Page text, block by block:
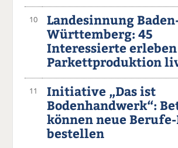
10
Landesinnung
Württemberg: 45
Interessierte erleben
Parkettproduktion
11
Initiative „Das ist
Bodenhandwerk“:
können neue
bestellen